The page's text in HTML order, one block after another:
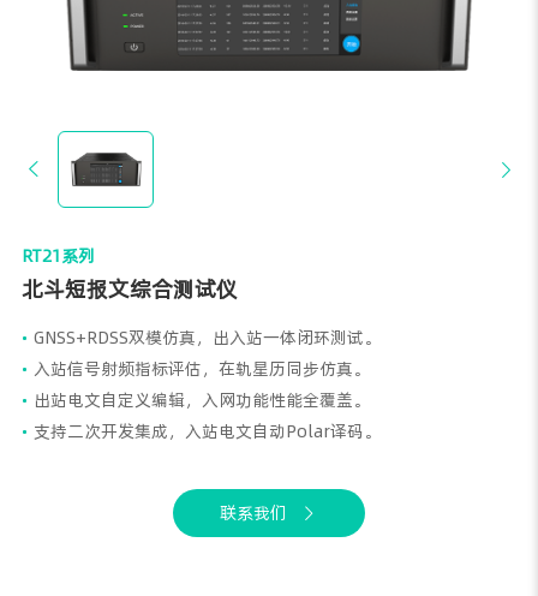
RT21系列
北斗短报文综合测试仪
• GNSS+RDSS双模仿真，出入站一体闭环测试。
• 入站信号射频指标评估，在轨星历同步仿真。
• 出站电文自定义编辑，入网功能性能全覆盖。
• 支持二次开发集成，入站电文自动Polar译码。
联系我们